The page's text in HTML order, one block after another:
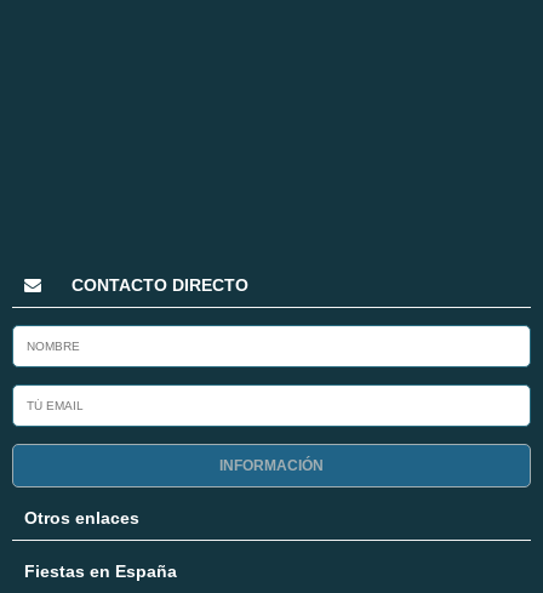
CONTACTO DIRECTO
INFORMACIÓN
Otros enlaces
Fiestas en España